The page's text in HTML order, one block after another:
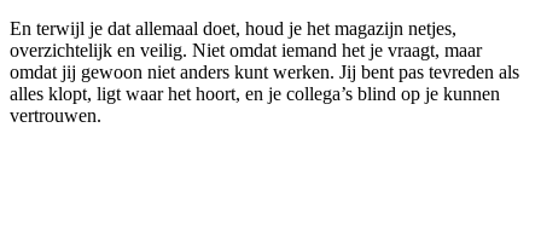
En terwijl je dat allemaal doet, houd je het magazijn netjes,
overzichtelijk en veilig. Niet omdat iemand het je vraagt, maar
omdat jij gewoon niet anders kunt werken. Jij bent pas tevreden als
alles klopt, ligt waar het hoort, en je collega’s blind op je kunnen
vertrouwen.